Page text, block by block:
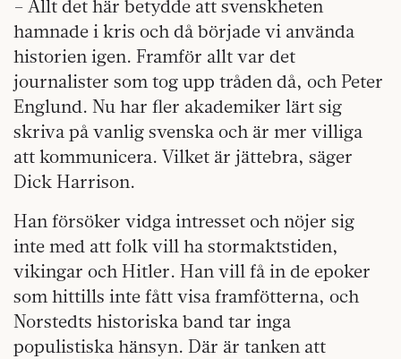
– Allt det här betydde att svenskheten
hamnade i kris och då började vi använda
historien igen. Framför allt var det
journalister som tog upp tråden då, och Peter
Englund. Nu har fler akademiker lärt sig
skriva på vanlig svenska och är mer villiga
att kommunicera. Vilket är jättebra, säger
Dick Harrison.
Han försöker vidga intresset och nöjer sig
inte med att folk vill ha stormaktstiden,
vikingar och Hitler. Han vill få in de epoker
som hittills inte fått visa framfötterna, och
Norstedts historiska band tar inga
populistiska hänsyn. Där är tanken att